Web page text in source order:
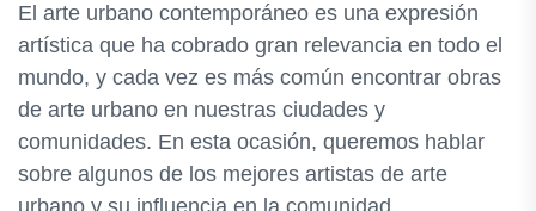
El arte urbano contemporáneo es una expresión
artística que ha cobrado gran relevancia en todo el
mundo, y cada vez es más común encontrar obras
de arte urbano en nuestras ciudades y
comunidades. En esta ocasión, queremos hablar
sobre algunos de los mejores artistas de arte